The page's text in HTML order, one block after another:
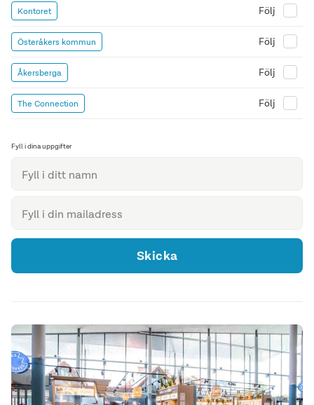
Kontoret Följ
Österåkers kommun Följ
Åkersberga Följ
The Connection Följ
Fyll i dina uppgifter
Skicka